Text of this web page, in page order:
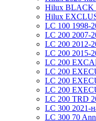
Hilux BLACK
Hilux
LC 100 1998-
LC 200 2007-
LC 200 2012-
LC 200 2015-
LC 200
LC 200
LC 200
LC 200
LC 200 TRD
LC 300 2021-
LC 300 70